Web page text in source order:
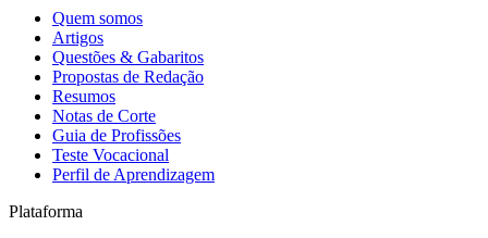
Quem somos
Artigos
Questões & Gabaritos
Propostas de Redação
Resumos
Notas de Corte
Guia de Profissões
Teste Vocacional
Perfil de Aprendizagem
Plataforma